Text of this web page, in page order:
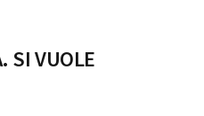
SI VUOLE